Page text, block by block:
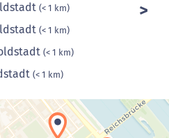
(< 1 km)
(< 1 km)
(< 1 km)
(< 1 km)